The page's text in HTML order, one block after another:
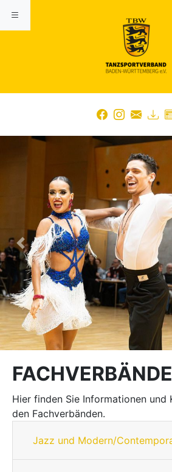
Previous
FACHVERBÄNDE
Hier finden Sie Informationen und
den Fachverbänden.
Jazz und Modern/